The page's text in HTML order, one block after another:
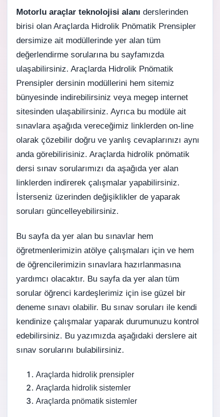
Motorlu araçlar teknolojisi alanı derslerinden
birisi olan Araçlarda Hidrolik Pnömatik Prensipler
dersimize ait modüllerinde yer alan tüm
değerlendirme sorularına bu sayfamızda
ulaşabilirsiniz. Araçlarda Hidrolik Pnömatik
Prensipler dersinin modüllerini hem sitemiz
bünyesinde indirebilirsiniz veya megep internet
sitesinden ulaşabilirsiniz. Ayrıca bu modüle ait
sınavlara aşağıda vereceğimiz linklerden on-line
olarak çözebilir doğru ve yanlış cevaplarınızı aynı
anda görebilirisiniz. Araçlarda hidrolik pnömatik
dersi sınav sorularımızı da aşağıda yer alan
linklerden indirerek çalışmalar yapabilirsiniz.
İsterseniz üzerinden değişiklikler de yaparak
soruları güncelleyebilirsiniz.
Bu sayfa da yer alan bu sınavlar hem
öğretmenlerimizin atölye çalışmaları için ve hem
de öğrencilerimizin sınavlara hazırlanmasına
yardımcı olacaktır. Bu sayfa da yer alan tüm
sorular öğrenci kardeşlerimiz için ise güzel bir
deneme sınavı olabilir. Bu sınav soruları ile kendi
kendinize çalışmalar yaparak durumunuzu kontrol
edebilirsiniz. Bu yazımızda aşağıdaki derslere ait
sınav sorularını bulabilirsiniz.
Araçlarda hidrolik prensipler
Araçlarda hidrolik sistemler
Araçlarda pnömatik sistemler